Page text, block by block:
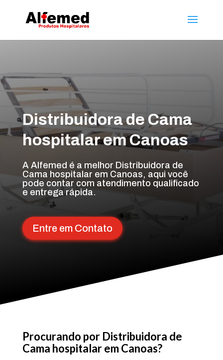
Distribuidora de Cama
hospitalar em Canoas
A Alfemed é a melhor Distribuidora de
Cama hospitalar em Canoas, aqui você
pode contar com atendimento qualificado
e entrega rápida.
Entre em Contato
Procurando por Distribuidora de
Cama hospitalar em Canoas?